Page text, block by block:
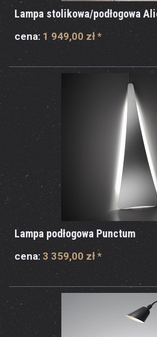
Lampa stolikowa/podłogowa
cena: 1 949,00 zł *
Lampa podłogowa Punctum
cena: 3 359,00 zł *